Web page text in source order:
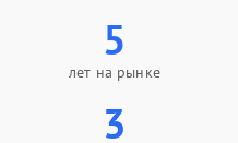
5
лет на рынке
3